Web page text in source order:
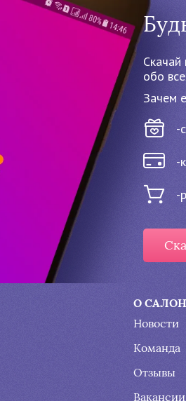
обо
Зачем
-
-
-
О
Новости
Команда
Отзывы
Вакансии